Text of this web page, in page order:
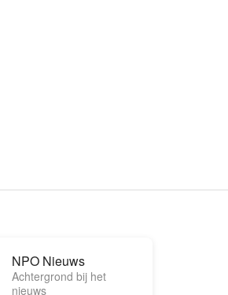
NPO Nieuws
Achtergrond bij het
nieuws